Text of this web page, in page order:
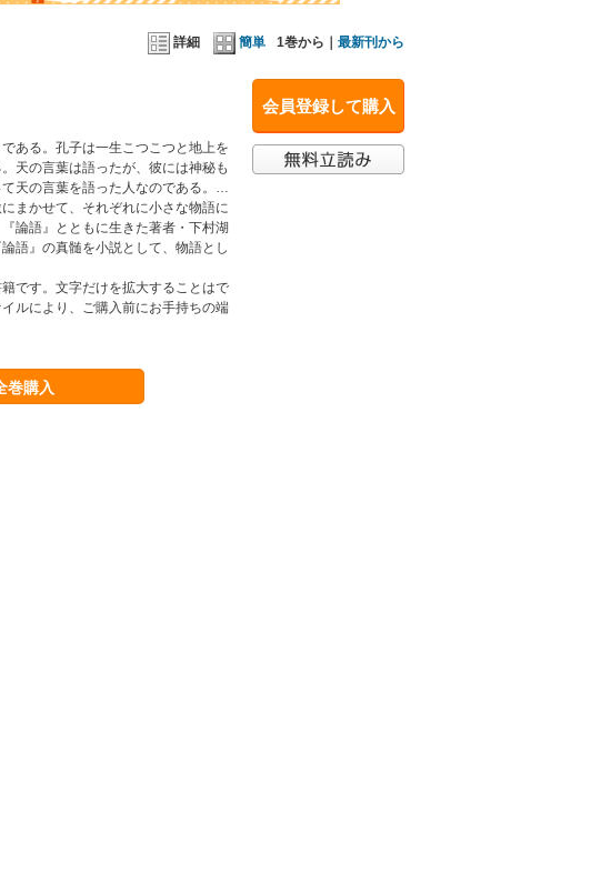
詳細 簡単 1巻から｜ 最新刊から
会員登録して購入
ある。孔子は一生こつこつと地上を
天の言葉は語ったが、彼には神秘も
天の言葉を語った人なのである。…
まかせて、それぞれに小さな物語に
論語』とともに生きた著者・下村湖
語』の真髄を小説として、物語とし
です。文字だけを拡大することはで
ルにより、ご購入前にお手持ちの端
巻購入